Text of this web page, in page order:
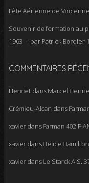
Fête Aérienne de
Souvenir de formation au
1963 – par Patrick Bordier
COMMENTAIRES
Henrietdans Marcel
Crémieu-Alcan dans
xavierdans Farman 402 F-
xavierdans Hélice
xavierdans Le Starck A.S.